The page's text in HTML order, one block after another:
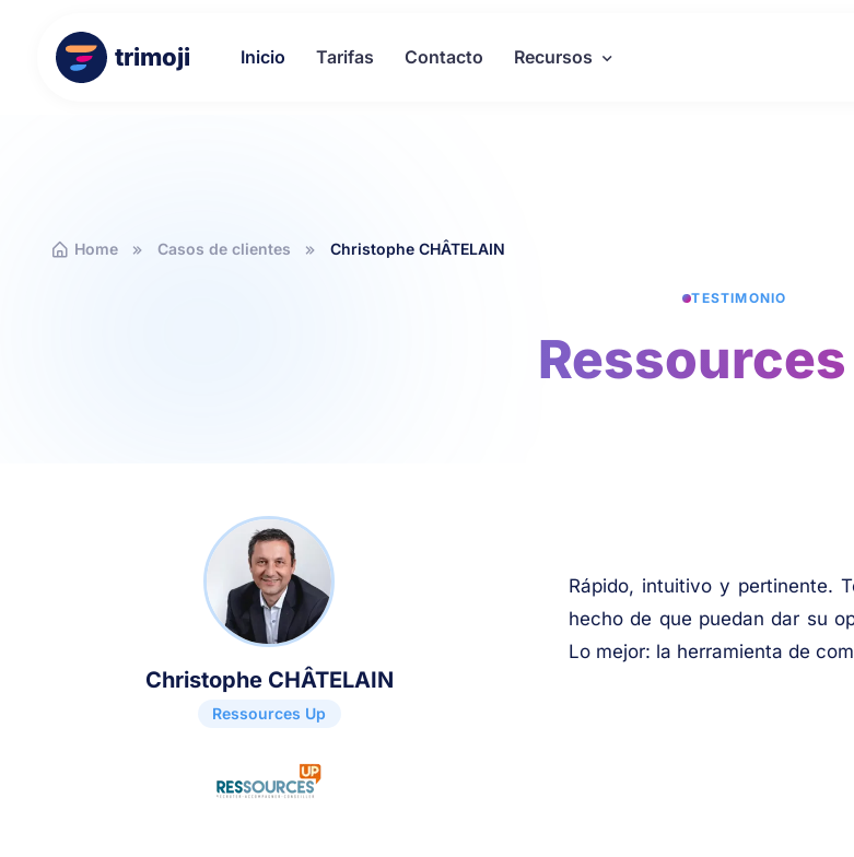
trimoji Inicio Tarifas Contacto Recursos
Home Casos de clientes Christophe CHÂTELAIN
TESTIMONIO
Christophe CHÂTELAIN
Ressources Up
Rápido, intuitivo y pertinente.
hecho de que puedan dar su
Lo mejor: la herramienta de